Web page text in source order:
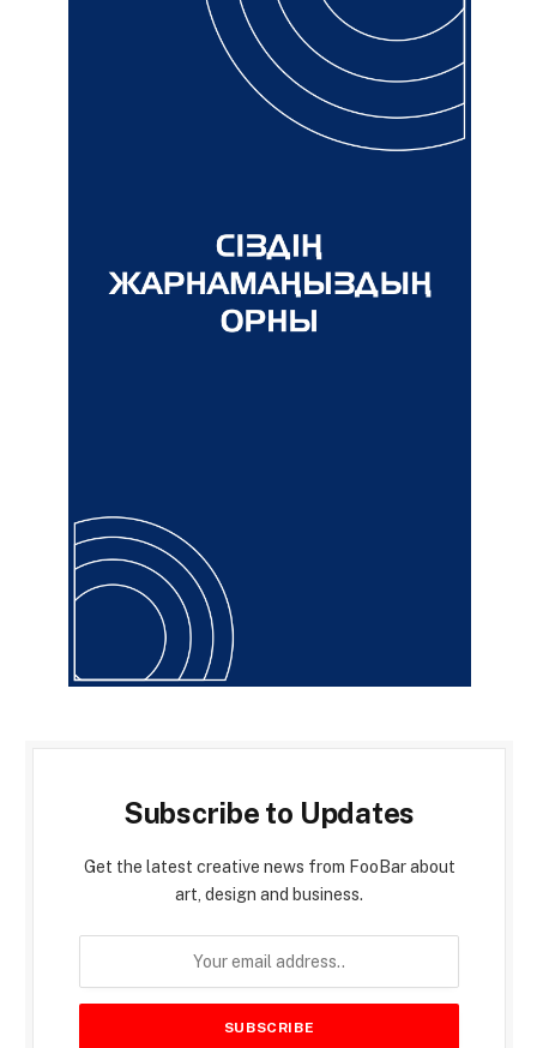
Subscribe to Updates
Get the latest creative news from FooBar about
art, design and business.